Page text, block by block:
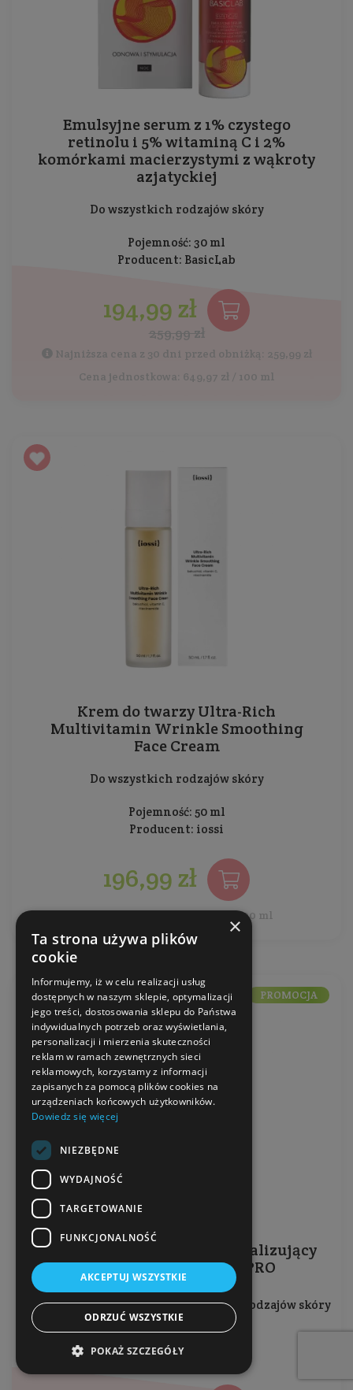
Emulsyjne serum z 1% czystego
retinolu i 5% witaminą C i 2%
komórkami macierzystymi z wąkroty
azjatyckiej
Do wszystkich rodzajów skóry
Pojemność: 30 ml
Producent: BasicLab
194,99 zł
259,99 zł
Najniższa cena z 30 dni przed obniżką: 259,99 zł
Cena jednostkowa: 649,97 zł / 100 ml
Krem do twarzy Ultra-Rich
Multivitamin Wrinkle Smoothing
Face Cream
Do wszystkich rodzajów skóry
Pojemność: 50 ml
Producent: iossi
196,99 zł
Cena jednostkowa: 393,98 zł / 100 ml
Antyoksydacyjny krem rewitalizujący
z witaminą C 3% ALGOPRO
Krem na dzień i na noc do wszystkich rodzajów skóry
Producent:Sensum Mare
PROMOCJA
×
Ta strona używa plików
cookie
Informujemy, iż w celu realizacji usług
dostępnych w naszym sklepie, optymalizacji
jego treści, dostosowania sklepu do Państwa
indywidualnych potrzeb oraz wyświetlania,
personalizacji i mierzenia skuteczności
reklam w ramach zewnętrznych sieci
reklamowych, korzystamy z informacji
zapisanych za pomocą plików cookies na
urządzeniach końcowych użytkowników.
Dowiedz się więcej
NIEZBĘDNE
WYDAJNOŚĆ
TARGETOWANIE
FUNKCJONALNOŚĆ
AKCEPTUJ WSZYSTKIE
ODRZUĆ WSZYSTKIE
POKAŻ SZCZEGÓŁY